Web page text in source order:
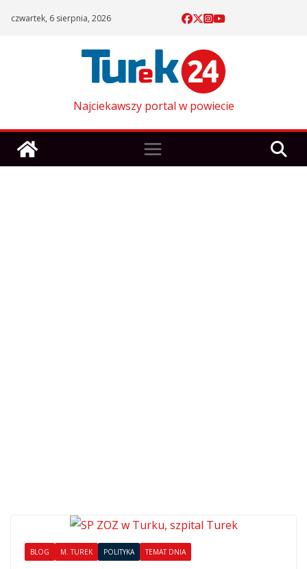
czwartek, 6 sierpnia, 2026
Najciekawszy portal w powiecie
BLOG M. TUREK POLITYKA TEMAT DNIA